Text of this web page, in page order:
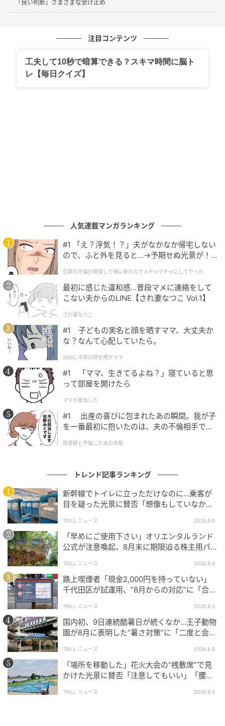
しい」と感じる方が多いようです。決まりがある分、
立つ・座るとは別の形で、後ろの人の見え方に影響す
ることもあるようです。さまざまな場面で、「後ろの
人への配慮」が求められていると言えそうですね。
最前列を独り占めしないで！順番に譲って…
次に多く見られたのが、「最前列を長く占拠しないで
ほしい」という意見です。特に、「競技に参加してい
る学年の保護者だけが入れる決まりになっている観覧
スペース」を巡る声が目立ちました。
子どもの出番が終わったら譲るルールなのに、ずっ
と最前列から動かない人がいた
自分の子の競技が終わっても、最前列に座り続ける
保護者が多くて困った
入れ替え制のはずなのに、最前列をずっと確保して
提があるからこそ、動かない人がいると不公平に感じ
られるようです。
また、椅子やシートなどの道具を使った場所取りに、
戸惑う声も見られました。
いて驚いた
レジャーシートを敷いて、長時間その場所を確保し
ている保護者がいた
道具で広く場所を取られると、後から来た人が入り
づらくなると感じた
道具を置けば、その場にいなくても場所を確保できて
しまいます。「実際に観覧していない時間まで占拠さ
れるのは…」と感じる方も少なくないようです。
「良い判断」さまざまな受け止め
注目コンテンツ
工夫して10秒で暗算できる？スキマ時間に脳ト
レ【毎日クイズ】
人気連載マンガランキング
#1 「え？浮気！？」夫がなかなか帰宅しない
ので、ふと外を見ると…→予期せぬ光景が！
クチャにしてやった
旦那の不倫が発覚して頭に来たのでメチャクチャにしてやった
最初に感じた違和感…普段マメに連絡をして
こない夫からのLINE【され妻なつこ Vol.1】
され妻なつこ
#1 子どもの実名と顔を晒すママ、大丈夫か
な？なんて心配していたら。
SNSに子供の顔を晒すママ
#1 「ママ、生きてるよね？」寝ていると思
って部屋を開けたら
ママが家出した
#1 出産の喜びに包まれたあの瞬間。我が子
を一番最初に抱いたのは、夫の不倫相手でし
助産師と不倫した夫の末路
トレンド記事ランキング
新幹線でトイレに立っただけなのに…乗客が
目を疑った光景に賛否「想像もしていなかっ
TRILL ニュース 2026.8.6
「早めにご使用下さい」オリエンタルランド
公式が注意喚起、8月末に期限迫る株主用パ
TRILL ニュース 2026.8.6
路上喫煙者「現金2,000円を持っていない」
千代田区が試運用、“8月からの対応”に「合理
TRILL ニュース 2026.8.5
国内初、9日連続酷暑日が続くなか…王子動物
園が8月に表明した“暑さ対策”に「二度と会え
TRILL ニュース 2026.8.6
「場所を移動した」花火大会の“桟敷席”で見
かけた光景に賛否「注意してもいい」「腰が
TRILL ニュース 2026.8.6